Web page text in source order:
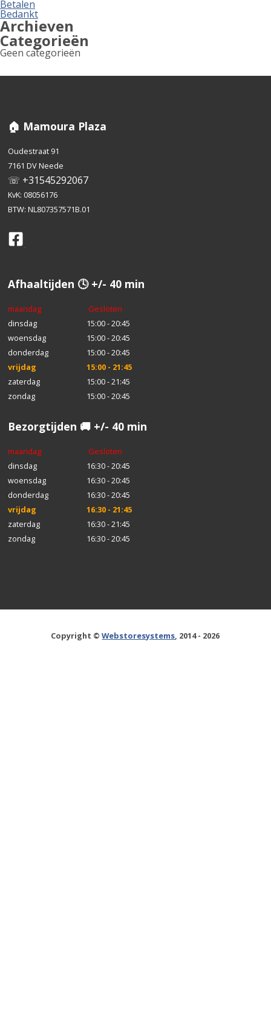
Betalen
Bedankt
Archieven
Categorieën
Geen categorieën
🏠 Mamoura Plaza
Oudestraat 91
7161 DV Neede
☏ +31545292067
KvK: 08056176
BTW: NL807357571B.01
Afhaaltijden 🕓 +/- 40 min
maandag
Gesloten
dinsdag
15:00 - 20:45
woensdag
15:00 - 20:45
donderdag
15:00 - 20:45
vrijdag
15:00 - 21:45
zaterdag
15:00 - 21:45
zondag
15:00 - 20:45
Bezorgtijden 🚚 +/- 40 min
maandag
Gesloten
dinsdag
16:30 - 20:45
woensdag
16:30 - 20:45
donderdag
16:30 - 20:45
vrijdag
16:30 - 21:45
zaterdag
16:30 - 21:45
zondag
16:30 - 20:45
Copyright ©Webstoresystems, 2014 - 2026